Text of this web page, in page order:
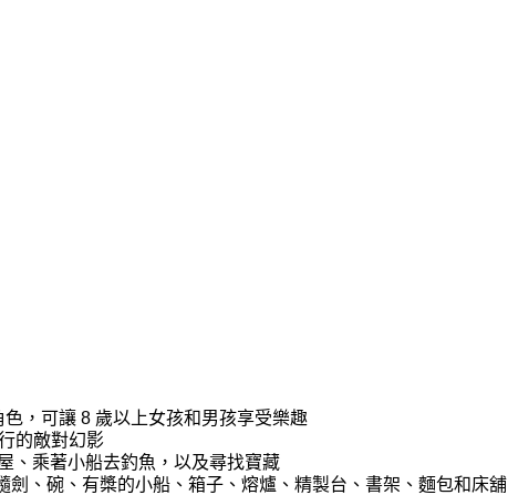
，可讓 8 歲以上女孩和男孩享受樂趣
的敵對幻影
、乘著小船去釣魚，以及尋找寶藏
、碗、有槳的小船、箱子、熔爐、精製台、書架、麵包和床舖